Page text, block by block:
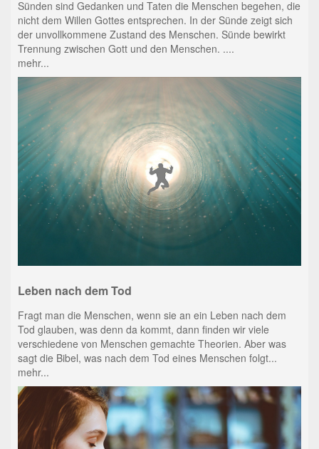
Sünden sind Gedanken und Taten die Menschen begehen, die
nicht dem Willen Gottes entsprechen. In der Sünde zeigt sich
der unvollkommene Zustand des Menschen. Sünde bewirkt
Trennung zwischen Gott und den Menschen. ....
mehr...
Leben nach dem Tod
Fragt man die Menschen, wenn sie an ein Leben nach dem
Tod glauben, was denn da kommt, dann finden wir viele
verschiedene von Menschen gemachte Theorien. Aber was
sagt die Bibel, was nach dem Tod eines Menschen folgt...
mehr...